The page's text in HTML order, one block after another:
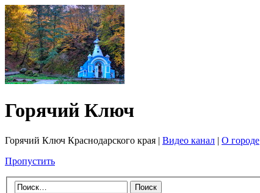
Горячий Ключ
Горячий Ключ Краснодарского края | Видео канал | О городе
Пропустить